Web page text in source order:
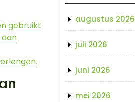
gebruikt.
aan
augustus 2026
juli 2026
juni 2026
mei 2026